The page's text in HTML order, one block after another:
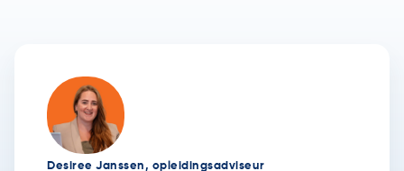
Desiree Janssen, opleidingsadviseur